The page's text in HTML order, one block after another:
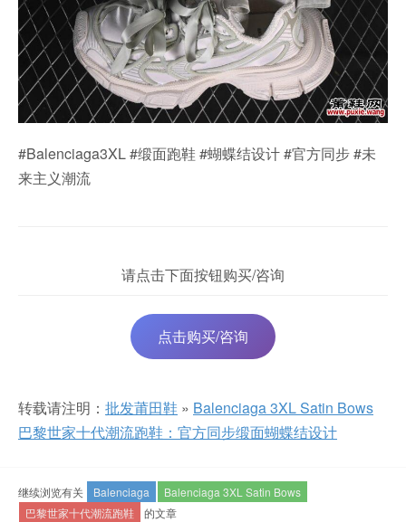
#Balenciaga3XL #缎面跑鞋 #蝴蝶结设计 #官方同步 #未
来主义潮流
请点击下面按钮购买/咨询
点击购买/咨询
转载请注明： 批发莆田鞋 » Balenciaga 3XL Satin Bows
巴黎世家十代潮流跑鞋：官方同步缎面蝴蝶结设计
继续浏览有关 Balenciaga
Balenciaga 3XL Satin Bows
巴黎世家十代潮流跑鞋
的文章